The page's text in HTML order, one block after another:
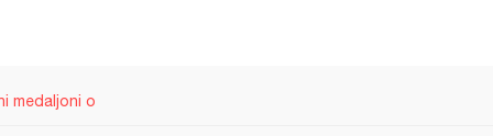
medaljoni o